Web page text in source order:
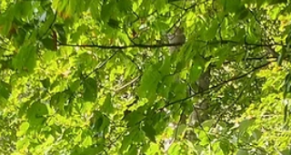
ausgewogen zu ernähren. Doch genau
dieser Zeitpunkt tritt häufig nicht ein. Der
Stress verändert lediglich seine Form.
ist es der Beruf, morgen die Famil